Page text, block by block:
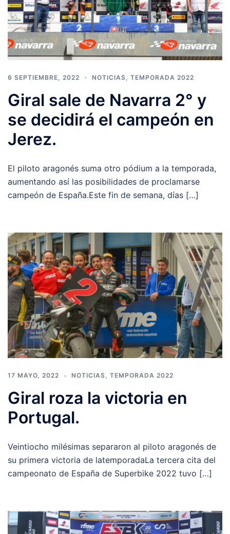
6 SEPTIEMBRE, 2022 NOTICIAS TEMPORADA 2022
Giral sale de Navarra 2° y
se decidirá el campeón en
Jerez.
El piloto aragonés suma otro pódium a la temporada,
aumentando así las posibilidades de proclamarse
campeón de España.Este fin de semana, días […]
17 MAYO, 2022 NOTICIAS, TEMPORADA 2022
Giral roza la victoria en
Portugal.
Veintiocho milésimas separaron al piloto aragonés de
su primera victoria de latemporadaLa tercera cita del
campeonato de España de Superbike 2022 tuvo […]